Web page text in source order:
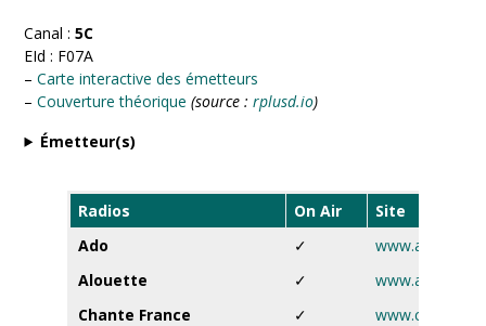
Canal :5C
EId : F07A
–Carte interactive des émetteurs
–Couverture théorique (source :rplusd.io)
Émetteur(s)
Radios On Air
Site
Ado
✓
www.ado.fr
Alouette
✓
Chante France
✓